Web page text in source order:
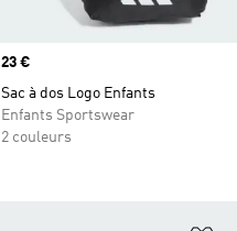
Prix
23 €
Sac à dos Logo Enfants
Enfants Sportswear
2 couleurs